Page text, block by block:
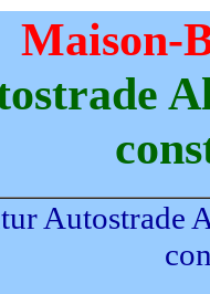
Maison-
Autostrade